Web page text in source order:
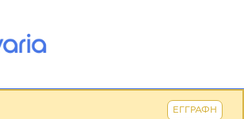
ΕΓΓΡΑΦΗ